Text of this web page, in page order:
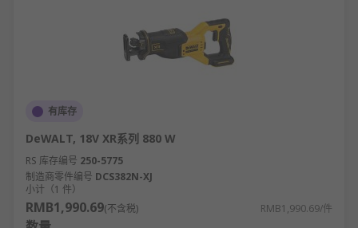
有库存
DeWALT, 18V XR系列 880 W
RS 库存编号 250-5775
制造商零件编号 DCS382N-XJ
小计（1 件）
RMB1,990.69(不含税) RMB1,990.69/件